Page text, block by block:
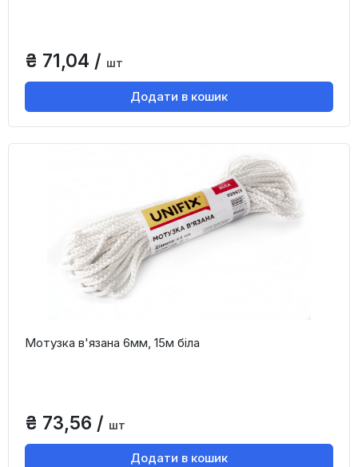
₴ 71,04 / шт
Додати в кошик
Мотузка в'язана 6мм, 15м біла
₴ 73,56 / шт
Додати в кошик